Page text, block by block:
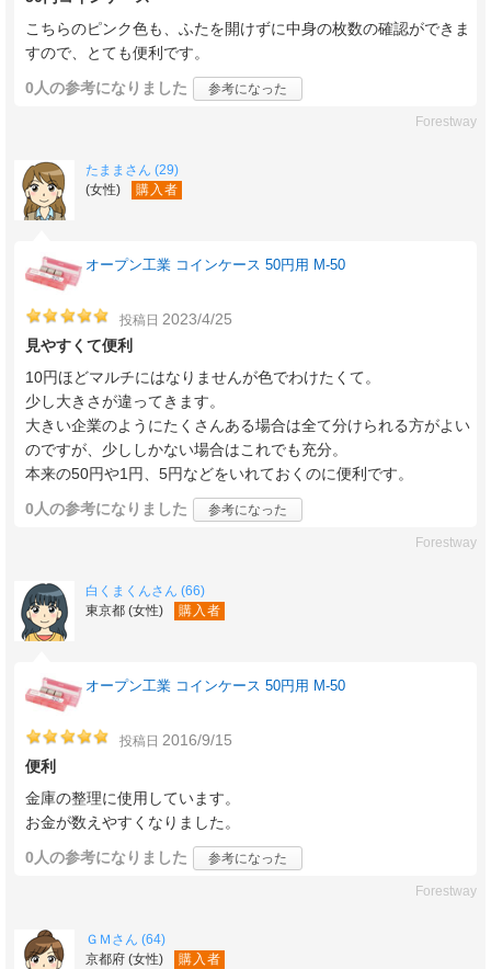
こちらのピンク色も、ふたを開けずに中身の枚数の確認ができま
すので、とても便利です。
0人の参考になりました 参考になった
Forestway
たままさん (29)
(女性)
購入者
オープン工業 コインケース 50円用 M-50
投稿日 2023/4/25
見やすくて便利
10円ほどマルチにはなりませんが色でわけたくて。
少し大きさが違ってきます。
大きい企業のようにたくさんある場合は全て分けられる方がよい
のですが、少ししかない場合はこれでも充分。
本来の50円や1円、5円などをいれておくのに便利です。
0人の参考になりました 参考になった
Forestway
白くまくんさん (66)
東京都 (女性)
購入者
オープン工業 コインケース 50円用 M-50
投稿日 2016/9/15
便利
金庫の整理に使用しています。
お金が数えやすくなりました。
0人の参考になりました 参考になった
Forestway
ＧＭさん (64)
京都府 (女性)
購入者